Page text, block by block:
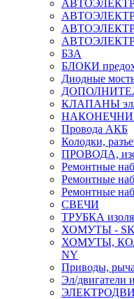
БЗА
БЛОКИ
Диодные
КЛАПАНЫ эл/
Провода АКБ
Колодки,
ПРОВОДА,
Ремонтные
Ремонтные
Ремонтные
СВЕЧИ
ТРУБКА
ХОМУТЫ -
ХОМУТЫ,
NY
Приводы,
Эл/двигатели